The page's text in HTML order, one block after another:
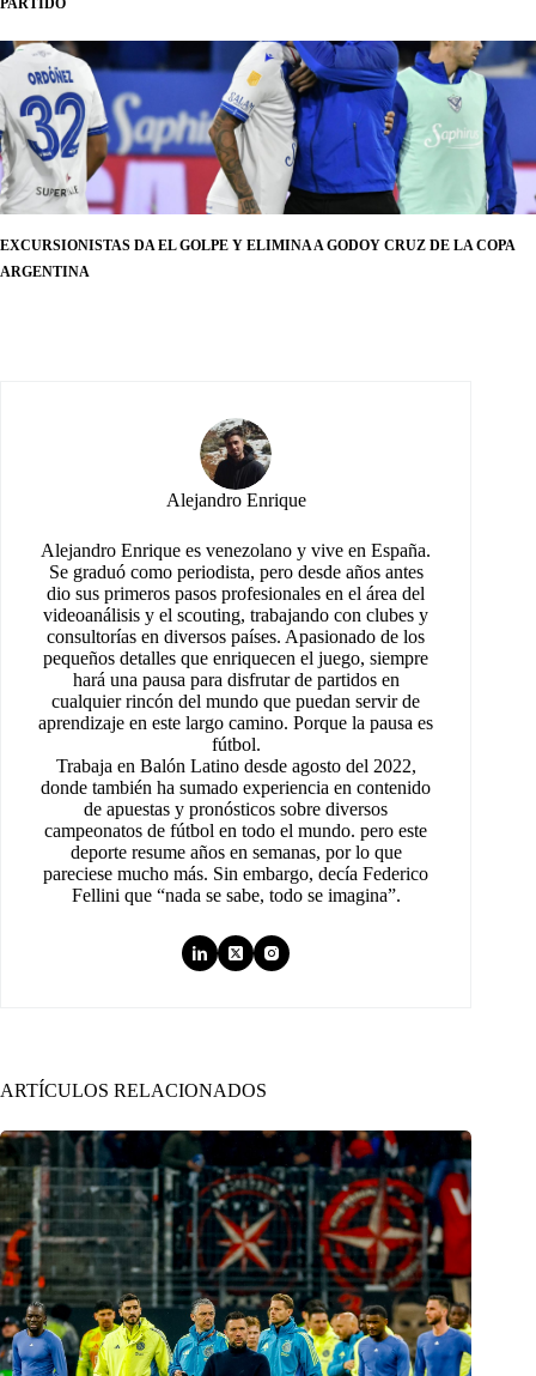
PARTIDO
EXCURSIONISTAS DA EL GOLPE Y ELIMINA A GODOY CRUZ DE LA COPA
ARGENTINA
Alejandro Enrique
Alejandro Enrique es venezolano y vive en España.
Se graduó como periodista, pero desde años antes
dio sus primeros pasos profesionales en el área del
videoanálisis y el scouting, trabajando con clubes y
consultorías en diversos países. Apasionado de los
pequeños detalles que enriquecen el juego, siempre
hará una pausa para disfrutar de partidos en
cualquier rincón del mundo que puedan servir de
aprendizaje en este largo camino. Porque la pausa es
fútbol.
Trabaja en Balón Latino desde agosto del 2022,
donde también ha sumado experiencia en contenido
de apuestas y pronósticos sobre diversos
campeonatos de fútbol en todo el mundo. pero este
deporte resume años en semanas, por lo que
pareciese mucho más. Sin embargo, decía Federico
Fellini que “nada se sabe, todo se imagina”.
ARTÍCULOS RELACIONADOS